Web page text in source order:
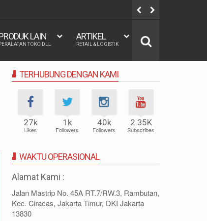
160x200, 180x200 | FUNGSI, MANFAAT DAN KEGUNAAN
LAIN
PERALATAN TOKO DLL
ARTIKEL
RETAIL & LOGISTIK
TERHUBUNG DENGAN KAMI
27k
Likes
1k
Followers
40k
Followers
2.35K
Subscribes
WAKTU OPERASIONAL
Alamat Kami :
Jalan Mastrip No. 45A RT.7/RW.3, Rambutan,
Kec. Ciracas, Jakarta Timur, DKI Jakarta
13830